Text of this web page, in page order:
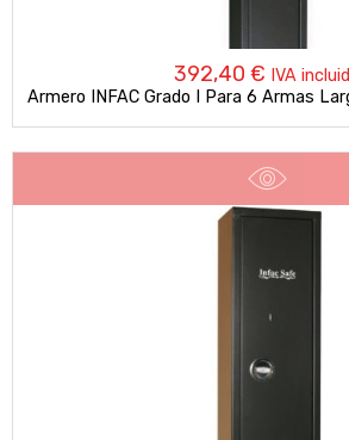
392,40 € IVA
Armero INFAC Grado I Para 6 Armas